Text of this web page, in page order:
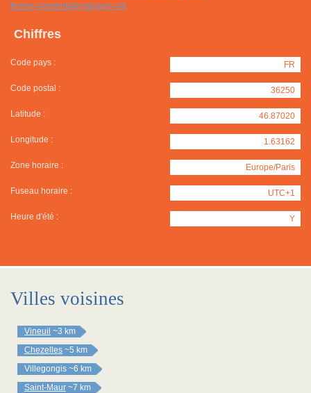
theme=presentation&page=vill
Chiffres
Code pays : FR
Code postal : 36250
Latitude : 46.87020
Longitude : 1.63162
Zone horaire : Europe/Paris
Fuseau horaire : UTC+1
Heure d'été : Y
Villes voisines
Vineuil ~3 km
Chezelles ~5 km
Villegongis ~6 km
Saint-Maur ~7 km